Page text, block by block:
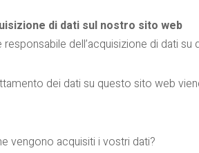
di dati sul nostro sito web
responsabile dell’acquisizione di dati
dei dati su questo sito web
vengono acquisiti i vostri dati?